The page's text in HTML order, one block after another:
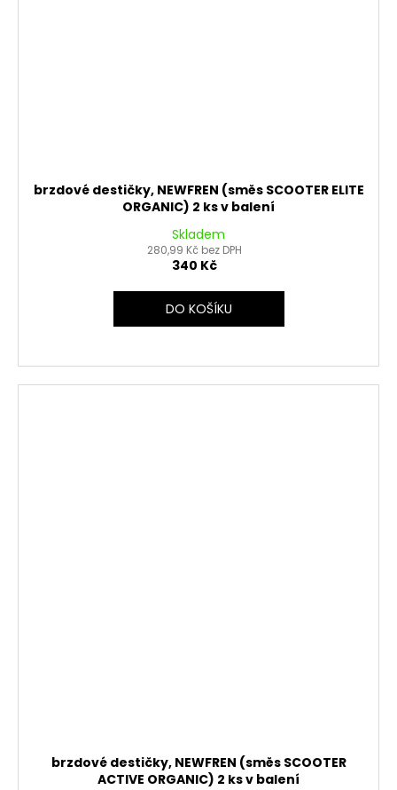
brzdové destičky, NEWFREN (směs SCOOTER ELITE
ORGANIC) 2 ks v balení
Skladem
280,99 Kč bez DPH
340 Kč
DO KOŠÍKU
brzdové destičky, NEWFREN (směs SCOOTER
ACTIVE ORGANIC) 2 ks v balení